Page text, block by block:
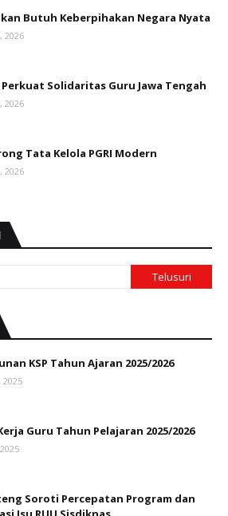
Butuh Keberpihakan Negara Nyata
2026
Perkuat Solidaritas Guru Jawa Tengah
2026
Tata Kelola PGRI Modern
2026
KSP Tahun Ajaran 2025/2026
2025
Guru Tahun Pelajaran 2025/2026
Soroti Percepatan Program dan